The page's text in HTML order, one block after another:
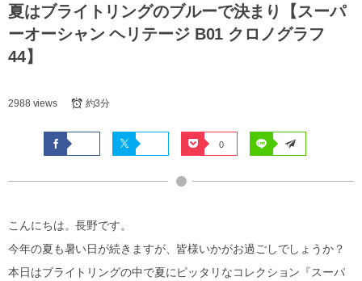
夏はブライトリングのブルーで決まり【スーパ
ーオーシャン ヘリテージ B01 クロノグラフ
44】
2988 views 約3分
0
こんにちは。長野です。
今年の夏も暑い日が続きますが、皆様いかがお過ごしでしょうか？
本日はブライトリングの中で夏にピッタリなコレクション『スーパ